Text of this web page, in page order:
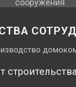
сооружения